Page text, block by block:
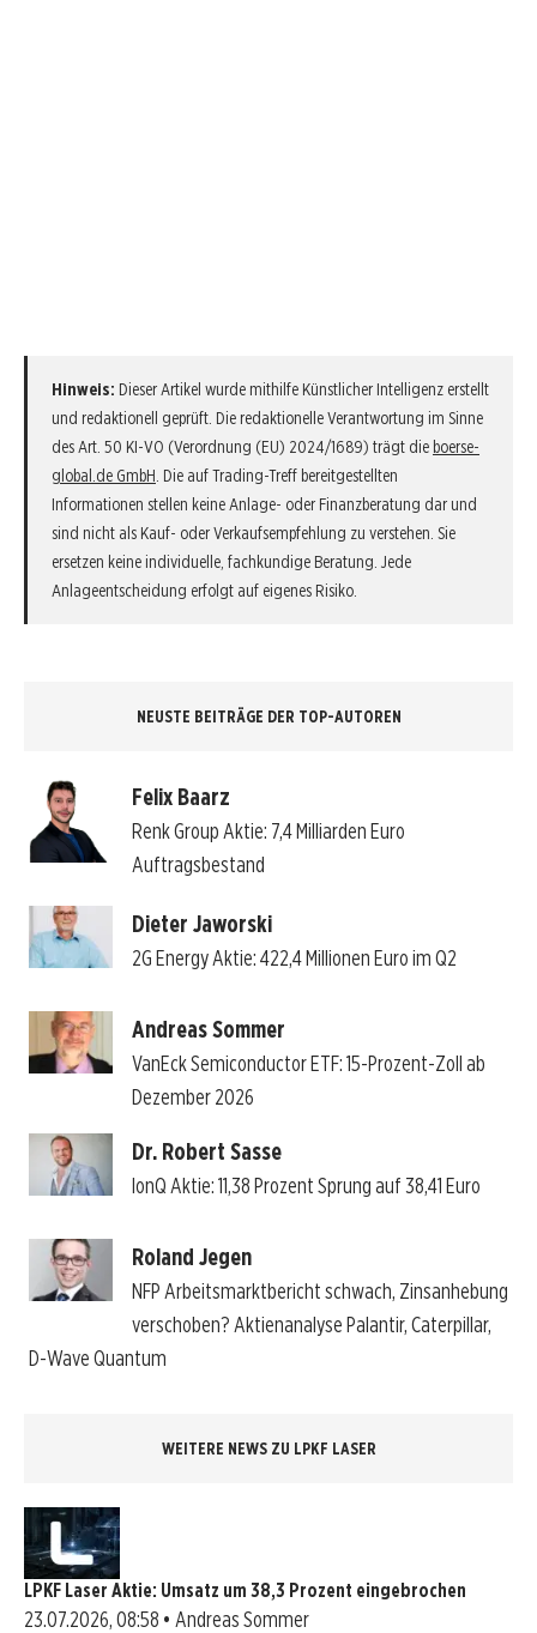
Hinweis: Dieser Artikel wurde mithilfe Künstlicher Intelligenz erstellt
und redaktionell geprüft. Die redaktionelle Verantwortung im Sinne
des Art. 50 KI-VO (Verordnung (EU) 2024/1689) trägt die boerse-
global.de GmbH. Die auf Trading-Treff bereitgestellten
Informationen stellen keine Anlage- oder Finanzberatung dar und
sind nicht als Kauf- oder Verkaufsempfehlung zu verstehen. Sie
ersetzen keine individuelle, fachkundige Beratung. Jede
Anlageentscheidung erfolgt auf eigenes Risiko.
NEUSTE BEITRÄGE DER TOP-AUTOREN
Felix Baarz
Renk Group Aktie: 7,4 Milliarden Euro
Auftragsbestand
Dieter Jaworski
2G Energy Aktie: 422,4 Millionen Euro im Q2
Andreas Sommer
VanEck Semiconductor ETF: 15-Prozent-Zoll ab
Dezember 2026
Dr. Robert Sasse
IonQ Aktie: 11,38 Prozent Sprung auf 38,41 Euro
Roland Jegen
NFP Arbeitsmarktbericht schwach, Zinsanhebung
verschoben? Aktienanalyse Palantir, Caterpillar,
D-Wave Quantum
WEITERE NEWS ZU LPKF LASER
LPKF Laser Aktie: Umsatz um 38,3 Prozent eingebrochen
23.07.2026, 08:58 • Andreas Sommer